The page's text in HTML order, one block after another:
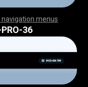
menus
,,,,,,,,,,,,,,,,,,,,
,,,,,,,,,,,,,,,,,,,,
36